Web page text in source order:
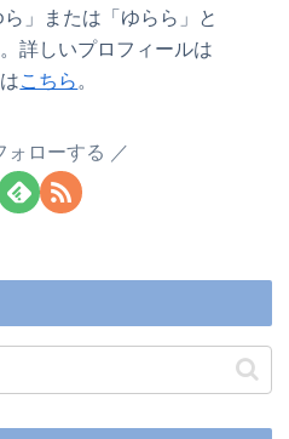
」または「ゆらら」と
詳しいプロフィールは
こちら。
ォローする